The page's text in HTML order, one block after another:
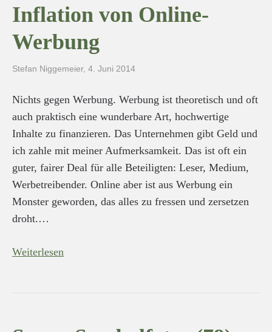
Inflation von Online-
Werbung
Stefan Niggemeier, 4. Juni 2014
Nichts gegen Werbung. Werbung ist theoretisch und oft
auch praktisch eine wunderbare Art, hochwertige
Inhalte zu finanzieren. Das Unternehmen gibt Geld und
ich zahle mit meiner Aufmerksamkeit. Das ist oft ein
guter, fairer Deal für alle Beteiligten: Leser, Medium,
Werbetreibender. Online aber ist aus Werbung ein
Monster geworden, das alles zu fressen und zersetzen
droht.…
Weiterlesen